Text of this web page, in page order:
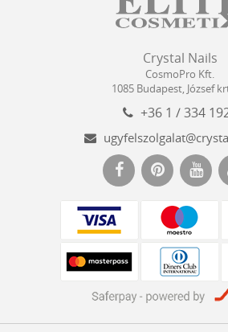
Nails
Kft.
Crystal Nails
CosmoPro Kft.
1085 Budapest, József
+36 1 / 334